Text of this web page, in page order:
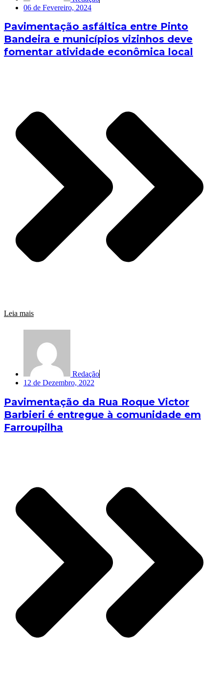
06 de Fevereiro, 2024
Pavimentação asfáltica entre Pinto
Bandeira e municípios vizinhos deve
fomentar atividade econômica local
Leia mais
Redação
12 de Dezembro, 2022
Pavimentação da Rua Roque Victor
Barbieri é entregue à comunidade em
Farroupilha